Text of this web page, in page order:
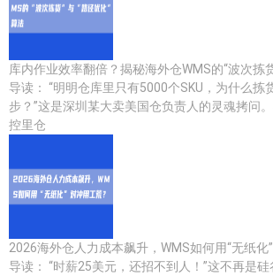
库内作业效率翻倍？揭秘海外仓WMS的“波次拣
导读： “明明仓库里只有5000个SKU，为什么拣
步？”这是深圳某大卖美国仓负责人的灵魂拷问
控里仓
2026海外仓人力成本飙升，WMS如何用“无纸化
导读： “时薪25美元，还招不到人！”这不再是硅